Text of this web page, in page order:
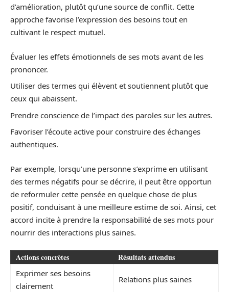
d’amélioration, plutôt qu’une source de conflit. Cette
approche favorise l’expression des besoins tout en
cultivant le respect mutuel.
Évaluer les effets émotionnels de ses mots avant de les
prononcer.
Utiliser des termes qui élèvent et soutiennent plutôt que
ceux qui abaissent.
Prendre conscience de l’impact des paroles sur les autres.
Favoriser l’écoute active pour construire des échanges
authentiques.
Par exemple, lorsqu’une personne s’exprime en utilisant
des termes négatifs pour se décrire, il peut être opportun
de reformuler cette pensée en quelque chose de plus
positif, conduisant à une meilleure estime de soi. Ainsi, cet
accord incite à prendre la responsabilité de ses mots pour
nourrir des interactions plus saines.
Actions concrètes Résultats attendus
Exprimer ses besoins
clairement
Relations plus saines